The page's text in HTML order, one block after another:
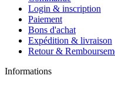
Login & inscription
Paiement
Bons d'achat
Expédition & livraison
Retour &
Informations